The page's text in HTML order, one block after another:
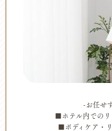
-お任せ
■ホテル内での
■ボディケア・